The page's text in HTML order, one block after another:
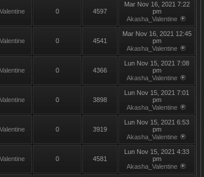
0 4597
Mar Nov 16, 2021 7:22
pm
Akasha_Valentine
0 4541
Mar Nov 16, 2021 12:45
pm
Akasha_Valentine
0 4366
Lun Nov 15, 2021 7:08
pm
Akasha_Valentine
0 3898
Lun Nov 15, 2021 7:01
pm
Akasha_Valentine
0 3919
Lun Nov 15, 2021 6:53
pm
Akasha_Valentine
0 4581
Lun Nov 15, 2021 4:33
pm
Akasha_Valentine